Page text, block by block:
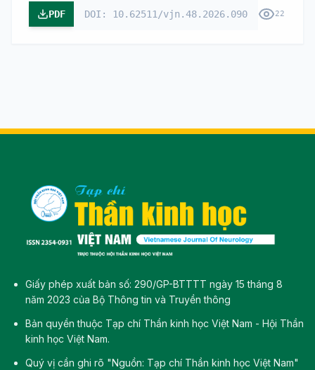
PDF DOI: 10.62511/vjn.48.2026.090 22
Giấy phép xuất bản số: 290/GP-BTTTT ngày 15 tháng 8
năm 2023 của Bộ Thông tin và Truyền thông
Bản quyền thuộc Tạp chí Thần kinh học Việt Nam - Hội Thần
kinh học Việt Nam.
Quý vị cần ghi rõ "Nguồn: Tạp chí Thần kinh học Việt Nam"